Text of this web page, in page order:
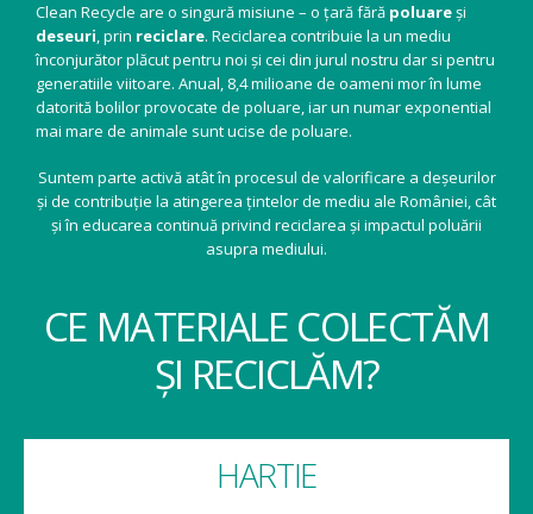
Clean Recycle are o singură misiune – o țară fără poluareși
deseuri, prin reciclare. Reciclarea contribuie la un mediu
înconjurător plăcut pentru noi și cei din jurul nostru dar si pentru
generatiile viitoare. Anual, 8,4 milioane de oameni mor în lume
datorită bolilor provocate de poluare, iar un numar exponential
mai mare de animale sunt ucise de poluare.
Suntem parte activă atât în procesul de valorificare a deșeurilor
și de contribuție la atingerea țintelor de mediu ale României, cât
și în educarea continuă privind reciclarea și impactul poluării
asupra mediului.
CE MATERIALE COLECTĂM
ȘI RECICLĂM?
HARTIE